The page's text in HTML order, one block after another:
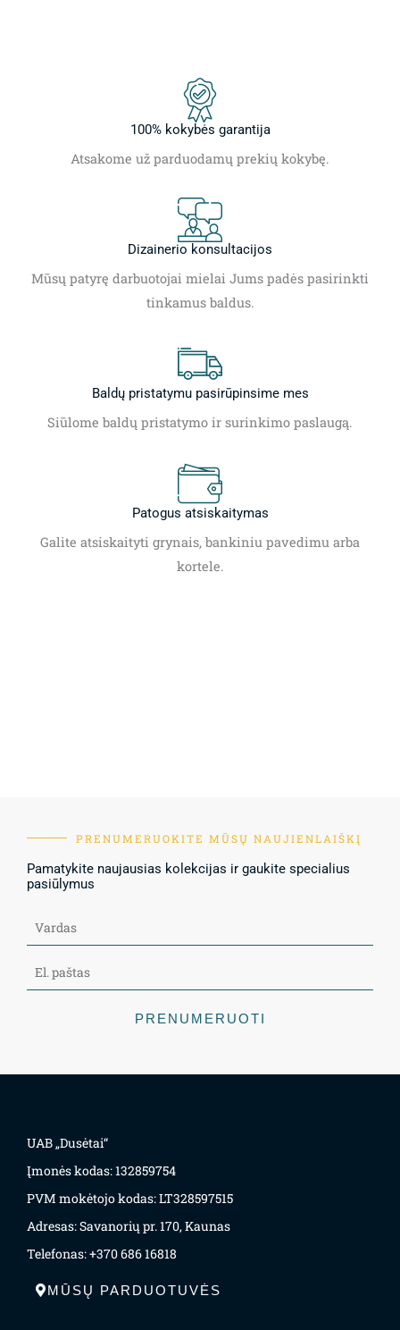
100% kokybės garantija
Atsakome už parduodamų prekių kokybę.
Dizainerio konsultacijos
Mūsų patyrę darbuotojai mielai Jums padės pasirinkti
tinkamus baldus.
Baldų pristatymu pasirūpinsime mes
Siūlome baldų pristatymo ir surinkimo paslaugą.
Patogus atsiskaitymas
Galite atsiskaityti grynais, bankiniu pavedimu arba
kortele.
PRENUMERUOKITE MŪSŲ NAUJIENLAIŠKĮ
Pamatykite naujausias kolekcijas ir gaukite specialius
pasiūlymus
PRENUMERUOTI
UAB „Dusėtai“
Įmonės kodas: 132859754
PVM mokėtojo kodas: LT328597515
Adresas: Savanorių pr. 170, Kaunas
Telefonas: +370 686 16818
MŪSŲ PARDUOTUVĖS